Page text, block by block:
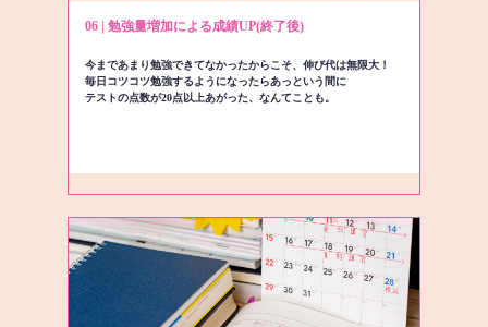
06 | 勉強量増加による成績UP(終了後)
今まであまり勉強できてなかったからこそ、伸び代は無限大！
毎日コツコツ勉強するようになったらあっという間に
テストの点数が20点以上あがった、なんてことも。